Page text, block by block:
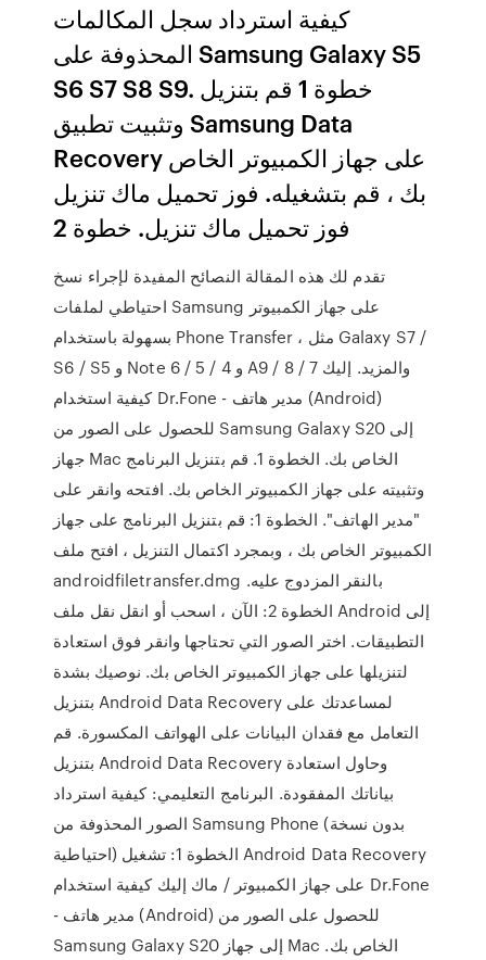
كيفية استرداد سجل المكالمات
المحذوفة على Samsung Galaxy S5
S6 S7 S8 S9. خطوة 1 قم بتنزيل
وتثبيت تطبيق Samsung Data
Recovery على جهاز الكمبيوتر الخاص
بك ، قم بتشغيله. فوز تحميل ماك تنزيل
فوز تحميل ماك تنزيل. خطوة 2
تقدم لك هذه المقالة النصائح المفيدة لإجراء نسخ
احتياطي لملفات Samsung على جهاز الكمبيوتر
بسهولة باستخدام Phone Transfer ، مثل Galaxy S7 /
S6 / S5 و Note 6 / 5 / 4 و A9 / 8 / 7 والمزيد. إليك
كيفية استخدام Dr.Fone - مدير هاتف (Android)
للحصول على الصور من Samsung Galaxy S20 إلى
جهاز Mac الخاص بك. الخطوة 1. قم بتنزيل البرنامج
وتثبيته على جهاز الكمبيوتر الخاص بك. افتحه وانقر على
"مدير الهاتف". الخطوة 1: قم بتنزيل البرنامج على جهاز
الكمبيوتر الخاص بك ، وبمجرد اكتمال التنزيل ، افتح ملف
androidfiletransfer.dmg بالنقر المزدوج عليه.
الخطوة 2: الآن ، اسحب أو انقل نقل ملف Android إلى
التطبيقات. اختر الصور التي تحتاجها وانقر فوق استعادة
لتنزيلها على جهاز الكمبيوتر الخاص بك. نوصيك بشدة
بتنزيل Android Data Recovery لمساعدتك على
التعامل مع فقدان البيانات على الهواتف المكسورة. قم
بتنزيل Android Data Recovery وحاول استعادة
بياناتك المفقودة. البرنامج التعليمي: كيفية استرداد
الصور المحذوفة من Samsung Phone (بدون نسخة
احتياطية) الخطوة 1: تشغيل Android Data Recovery
على جهاز الكمبيوتر / ماك إليك كيفية استخدام Dr.Fone
- مدير هاتف (Android) للحصول على الصور من
Samsung Galaxy S20 إلى جهاز Mac الخاص بك.